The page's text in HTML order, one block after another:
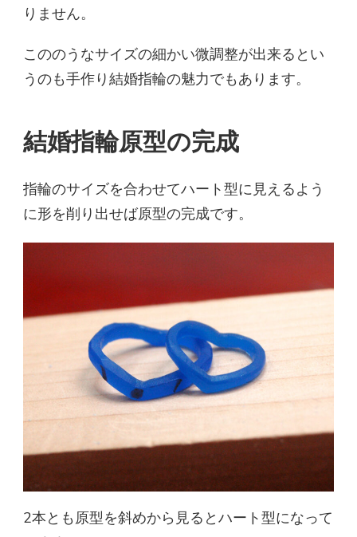
りません。
こののうなサイズの細かい微調整が出来るとい
うのも手作り結婚指輪の魅力でもあります。
結婚指輪原型の完成
指輪のサイズを合わせてハート型に見えるよう
に形を削り出せば原型の完成です。
2本とも原型を斜めから見るとハート型になって